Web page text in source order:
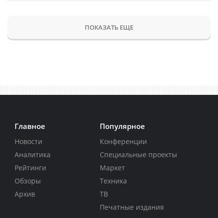
ПОКАЗАТЬ ЕЩЕ
Главное
Новости
Аналитика
Рейтинги
Обзоры
Архив
Популярное
Конференции
Специальные проекты
Маркет
Техника
ТВ
Печатные издания